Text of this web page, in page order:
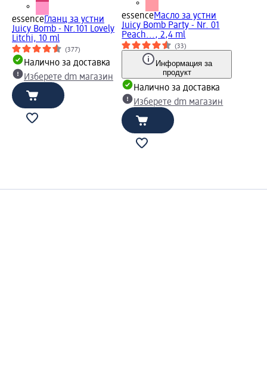
essenceГланц за устни
Juicy Bomb - Nr.101 Lovely
Litchi, 10 ml
(377)
Налично за доставка
Изберете dm магазин
essenceМасло за устни
Juicy Bomb Party - Nr. 01
Peach..., 2,4 ml
(33)
Информация за
продукт
Налично за доставка
Изберете dm магазин